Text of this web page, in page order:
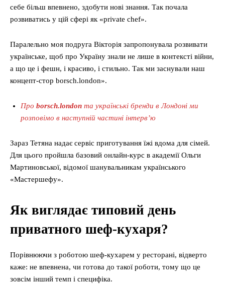
себе більш впевнено, здобути нові знання. Так почала
розвиватись у цій сфері як «private chef».
Паралельно моя подруга Вікторія запропонувала розвивати
українське, щоб про Україну знали не лише в контексті війни,
а що це і фешн, і красиво, і стильно. Так ми заснували наш
концепт-стор borsch.london».
Про borsch.london та українські бренди в Лондоні ми
розповімо в наступній частині інтерв’ю
Зараз Тетяна надає сервіс приготування їжі вдома для сімей.
Для цього пройшла базовий онлайн-курс в академії Ольги
Мартиновської, відомої шанувальникам українського
«Мастершефу».
Як виглядає типовий день
приватного шеф-кухаря?
Порівнюючи з роботою шеф-кухарем у ресторані, відверто
каже: не впевнена, чи готова до такої роботи, тому що це
зовсім інший темп і специфіка.